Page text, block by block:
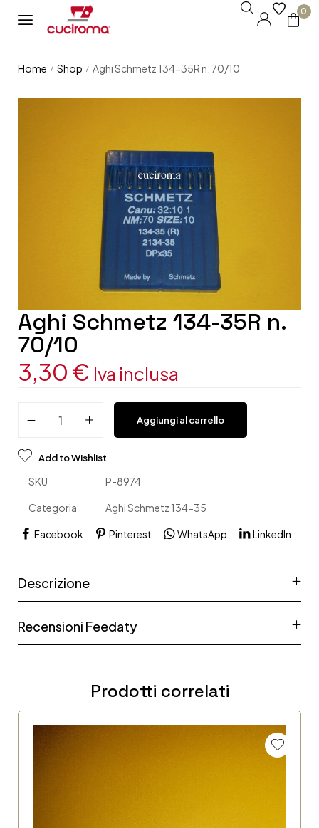
0
Home / Shop / Aghi Schmetz 134-35R n. 70/10
Aghi Schmetz 134-35R n.
70/10
3,30 € Iva inclusa
Aggiungi al carrello
Add to Wishlist
SKU P-8974
Categoria Aghi Schmetz 134-35
Facebook Pinterest WhatsApp LinkedIn
Descrizione
Recensioni Feedaty
Prodotti correlati